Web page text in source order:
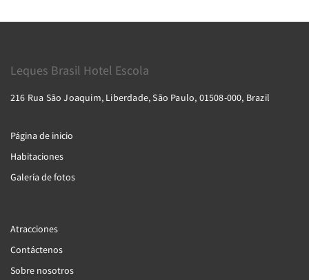
Leques Brasil Hotel Escola
216 Rua São Joaquim, Liberdade, São Paulo, 01508-000, Brazil
Página de inicio
Habitaciones
Galería de fotos
Atracciones
Contáctenos
Sobre nosotros